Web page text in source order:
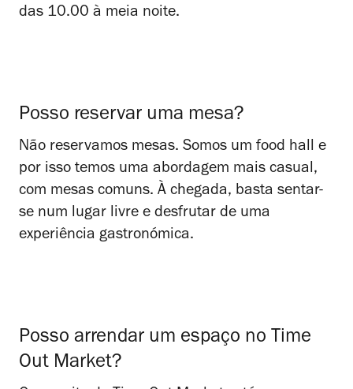
das 10.00 à meia noite.
Posso reservar uma mesa?
Não reservamos mesas. Somos um food hall e
por isso temos uma abordagem mais casual,
com mesas comuns. À chegada, basta sentar-
se num lugar livre e desfrutar de uma
experiência gastronómica.
Posso arrendar um espaço no Time
Out Market?